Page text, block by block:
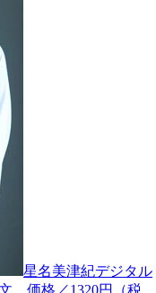
星名美津紀デジタル
価格／1320円（税